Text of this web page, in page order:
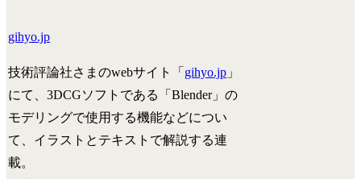
gihyo.jp
技術評論社さまのwebサイト「 gihyo.jp 」
にて、3DCGソフトである「Blender」の
モデリングで使用する機能などについ
て、イラストとテキストで解説する連
載。